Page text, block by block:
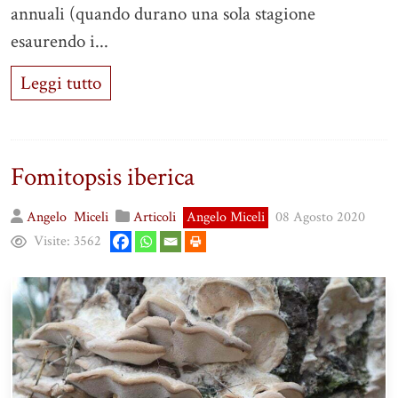
annuali (quando durano una sola stagione
esaurendo i...
Leggi tutto
Fomitopsis iberica
Angelo Miceli Articoli Angelo Miceli 08 Agosto 2020
Visite: 3562